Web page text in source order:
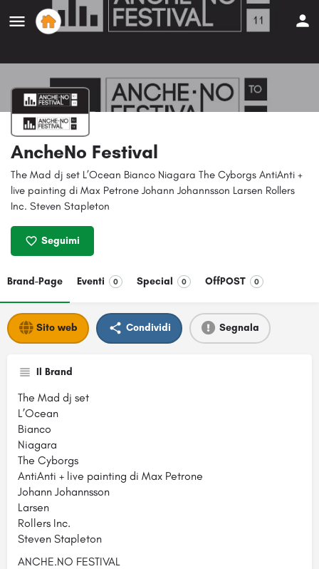
AncheNo Festival
The Mad dj set L’Ocean Bianco Niagara The Cyborgs AntiAnti +
live painting di Max Petrone Johann Johannsson Larsen Rollers
Inc. Steven Stapleton
Seguimi
Brand-Page Eventi 0 Special 0 OffPOST 0
Sito web Condividi Segnala
Il Brand
The Mad dj set
L’Ocean
Bianco
Niagara
The Cyborgs
AntiAnti + live painting di Max Petrone
Johann Johannsson
Larsen
Rollers Inc.
Steven Stapleton
ANCHE.NO FESTIVAL